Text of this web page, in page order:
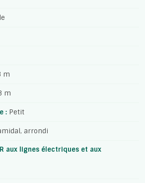
m
m
: Petit
arrondi
aux lignes électriques et aux